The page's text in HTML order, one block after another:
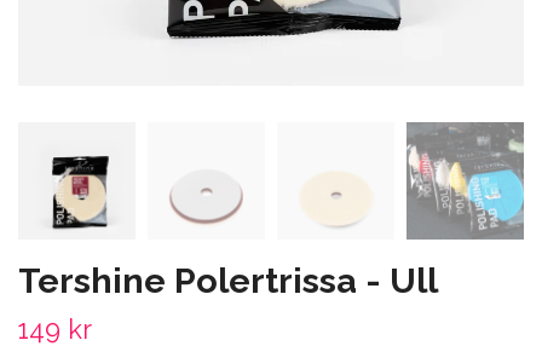
Tershine Polertrissa - Ull
149 kr